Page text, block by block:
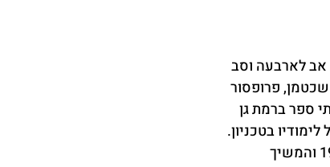
אב לארבעה וסב
פרופסור
ספר ברמת גן
בטכניון.
סיים לימודי הנדסת מכונות בשנת 1966 והמשיך